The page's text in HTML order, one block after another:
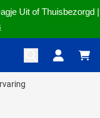
Uit of Thuisbezorgd |